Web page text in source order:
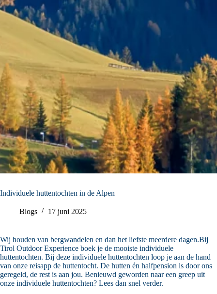
Individuele huttentochten in de Alpen
Blogs 17 juni 2025
Wij houden van bergwandelen en dan het liefste meerdere dagen.Bij
Tirol Outdoor Experience boek je de mooiste individuele
huttentochten. Bij deze individuele huttentochten loop je aan de hand
van onze reisapp de huttentocht. De hutten én halfpension is door ons
geregeld, de rest is aan jou. Benieuwd geworden naar een greep uit
onze individuele huttentochten? Lees dan snel verder.